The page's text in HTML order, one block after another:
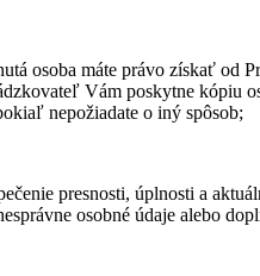
máte právo získať od
Vám poskytne kópiu
nepožiadate o iný spôsob;
presnosti, úplnosti a
osobné údaje alebo